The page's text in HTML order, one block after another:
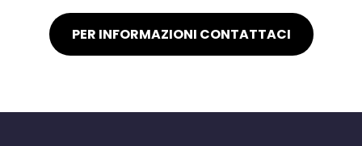
PER INFORMAZIONI CONTATTACI